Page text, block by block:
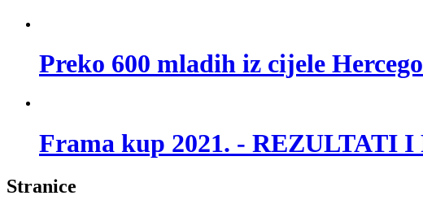
Preko 600 mladih iz cijele
Frama kup 2021. - REZULTATI
Stranice